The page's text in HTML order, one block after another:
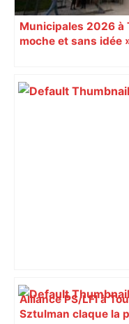
Municipales 2026 à
moche et sans idée
Augustins
Alliance PS/LFI à
Sztulman claque la